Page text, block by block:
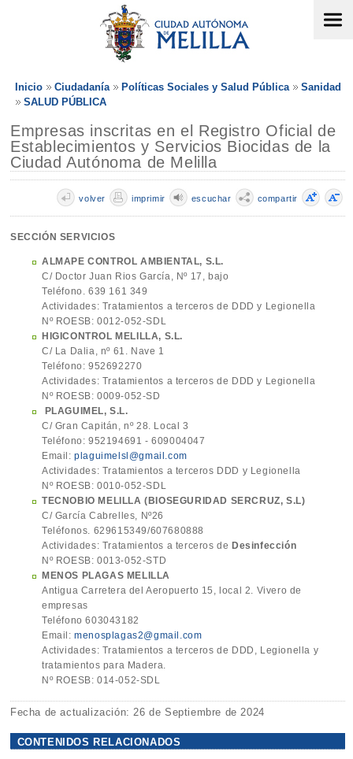
Inicio Ciudadanía Políticas Sociales y Salud Pública
Sanidad
SALUD PÚBLICA
Empresas inscritas en el Registro Oficial de
Establecimientos y Servicios Biocidas de la
Ciudad Autónoma de Melilla
compartir
escuchar
imprimir
volver
SECCIÓN SERVICIOS
ALMAPE CONTROL AMBIENTAL, S.L.
C/ Doctor Juan Rios García, Nº 17, bajo
Teléfono. 639 161 349
Actividades: Tratamientos a terceros de DDD y Legionella
Nº ROESB: 0012-052-SDL
HIGICONTROL MELILLA, S.L.
C/ La Dalia, nº 61. Nave 1
Teléfono: 952692270
Actividades: Tratamientos a terceros de DDD y Legionella
Nº ROESB: 0009-052-SD
PLAGUIMEL, S.L.
C/ Gran Capitán, nº 28. Local 3
Teléfono: 952194691 - 609004047
Email:plaguimelsl@gmail.com
Actividades: Tratamientos a terceros DDD y Legionella
Nº ROESB: 0010-052-SDL
TECNOBIO MELILLA (BIOSEGURIDAD SERCRUZ, S.L)
C/ García Cabrelles, Nº26
Teléfonos. 629615349/607680888
Actividades: Tratamientos a terceros de Desinfección
Nº ROESB: 0013-052-STD
MENOS PLAGAS MELILLA
Antigua Carretera del Aeropuerto 15, local 2. Vivero de
empresas
Teléfono 603043182
Email:menosplagas2@gmail.com
Actividades: Tratamientos a terceros de DDD, Legionella y
tratamientos para Madera.
Nº ROESB: 014-052-SDL
Fecha de actualización: 26 de Septiembre de 2024
CONTENIDOS RELACIONADOS